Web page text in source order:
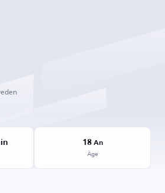
18An
Âge